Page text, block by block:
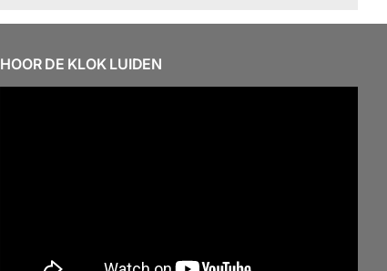
HOOR DE KLOK LUIDEN